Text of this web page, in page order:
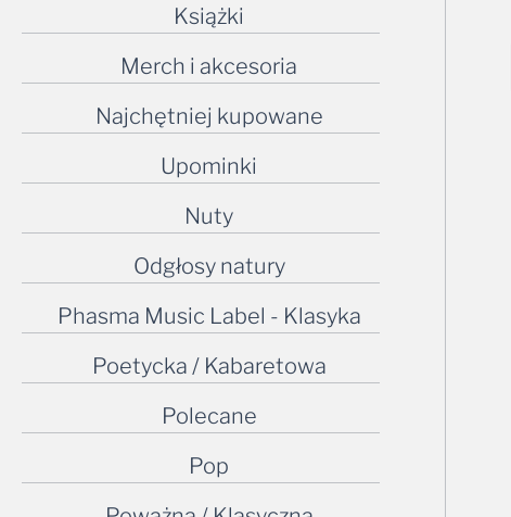
Książki
Merch i akcesoria
Najchętniej kupowane
Upominki
Nuty
Odgłosy natury
Phasma Music Label - Klasyka
Poetycka / Kabaretowa
Polecane
Pop